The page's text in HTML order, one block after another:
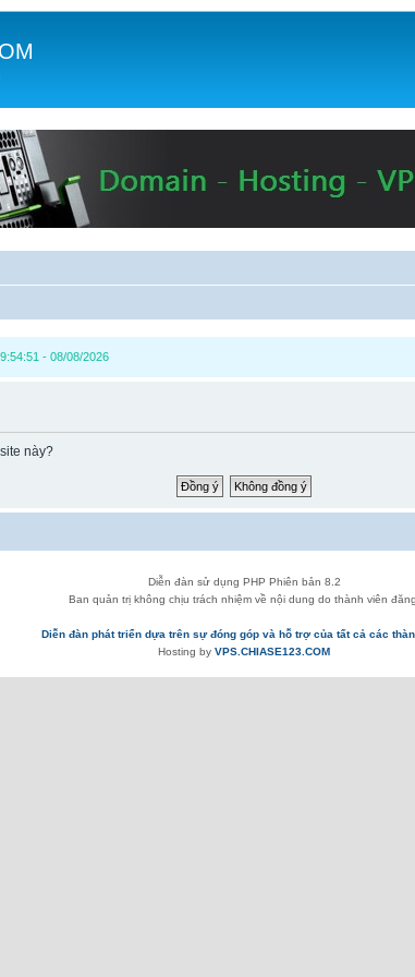
- 08/08/2026
này?
Diễn đàn sử dụng PHP Phiên bản 8.2
Ban quản trị không chịu trách nhiệm về nội dung do thành viên đăng.
Diễn đàn phát triển dựa trên sự đóng góp và hỗ trợ của tất cả các
Hosting by VPS.CHIASE123.COM